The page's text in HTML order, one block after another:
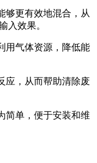
够更有效地混合，从
入效果。
用气体资源，降低能
应，从而帮助清除废
简单，便于安装和维